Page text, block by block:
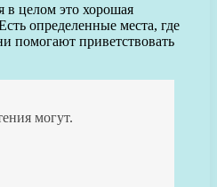
целом это хорошая
определенные места, где
помогают приветствовать
могут.